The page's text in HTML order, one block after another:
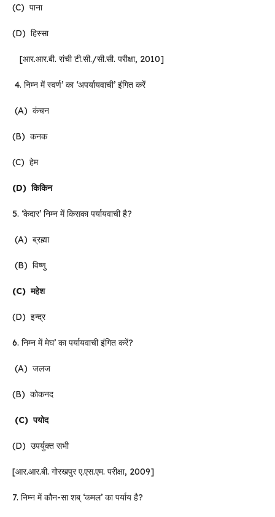
(C) पाना
(D) हिस्सा
[आर.आर.बी. रांची टी.सी./सी.सी. परीक्षा, 2010]
4. निम्न में स्वर्ण’ का ‘अपर्यायवाची’ इंगित करें
(A) कंचन
(B) कनक
(C) हेम
(D)किकिन
5. ‘केदार’ निम्न में किसका पर्यायवाची है?
(A) ब्रह्मा
(B) विष्णु
(C)महेश
(D) इन्द्र
6. निम्न में मेघ’ का पर्यायवाची इंगित करें?
(A) जलज
(B) कोकनद
(C)पयोद
(D) उपर्युक्त सभी
[आर.आर.बी. गोरखपुर ए.एस.एम. परीक्षा, 2009]
7. निम्न में कौन-सा शब् ‘कमल’ का पर्याय है?